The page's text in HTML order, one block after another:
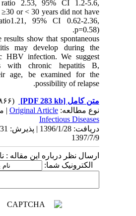
ratio 2.53, 95% CI 1.2-5.6,
≥30 or < 30 years did not have
95% CI 0.62-2.36,
p=0.58).
results show that spontaneous
may develop during the
HBV infection. We suggest
with chronic hepatitis B,
age, be examined for the
possibility of relapse.
متن کامل[PDF 283 kb]
نوع مطالعه:Original Article
|
Infectious Diseases
1397/7/9
ارسال نظر درباره این مقاله :
الکترونیک شما: